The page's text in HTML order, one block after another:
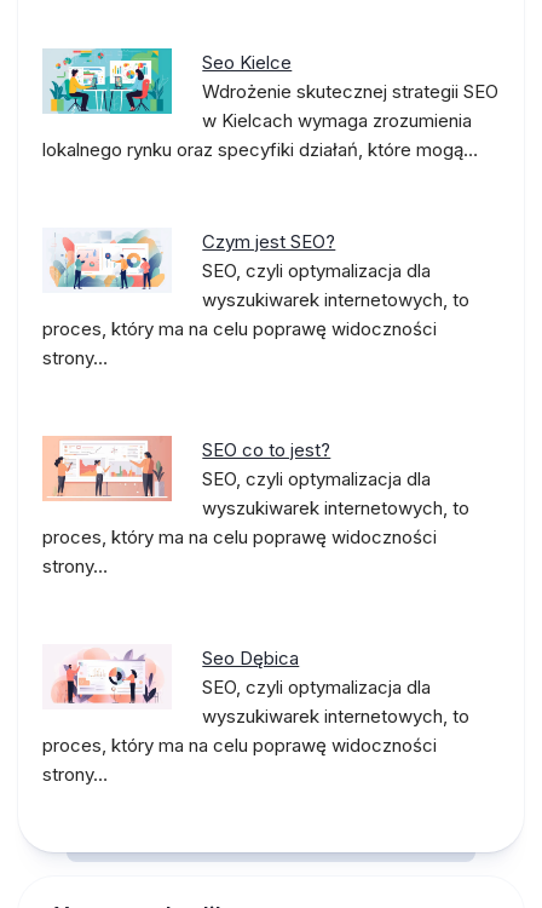
Seo Kielce
Wdrożenie skutecznej strategii SEO
w Kielcach wymaga zrozumienia
lokalnego rynku oraz specyfiki działań, które mogą…
Czym jest SEO?
SEO, czyli optymalizacja dla
wyszukiwarek internetowych, to
proces, który ma na celu poprawę widoczności
strony…
SEO co to jest?
SEO, czyli optymalizacja dla
wyszukiwarek internetowych, to
proces, który ma na celu poprawę widoczności
strony…
Seo Dębica
SEO, czyli optymalizacja dla
wyszukiwarek internetowych, to
proces, który ma na celu poprawę widoczności
strony…